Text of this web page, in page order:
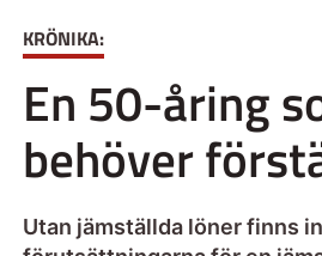
KRÖNIKA:
En 50-åring
behöver
Utan jämställda löner finns